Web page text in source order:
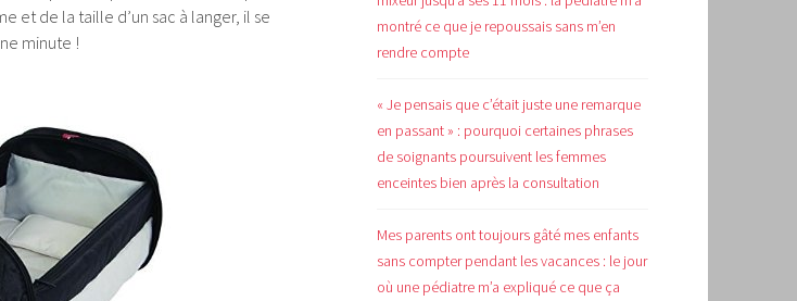
et de la taille d’un sac à langer, il se
minute !
montré ce que je repoussais sans m’en
rendre compte
« Je pensais que c’était juste une remarque
en passant » : pourquoi certaines phrases
de soignants poursuivent les femmes
enceintes bien après la consultation
Mes parents ont toujours gâté mes enfants
sans compter pendant les vacances : le jour
où une pédiatre m’a expliqué ce que ça